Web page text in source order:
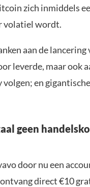
zich inmiddels
volatiel wordt.
aan de lancering
leverde, maar ook
en
geen
door nu een
direct €10